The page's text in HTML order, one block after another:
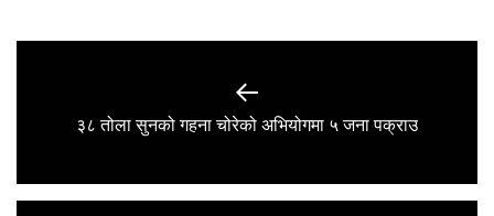
Previous
३८ तोला सुनको गहना चोरेको अभियोगमा ५ जना पक्राउ